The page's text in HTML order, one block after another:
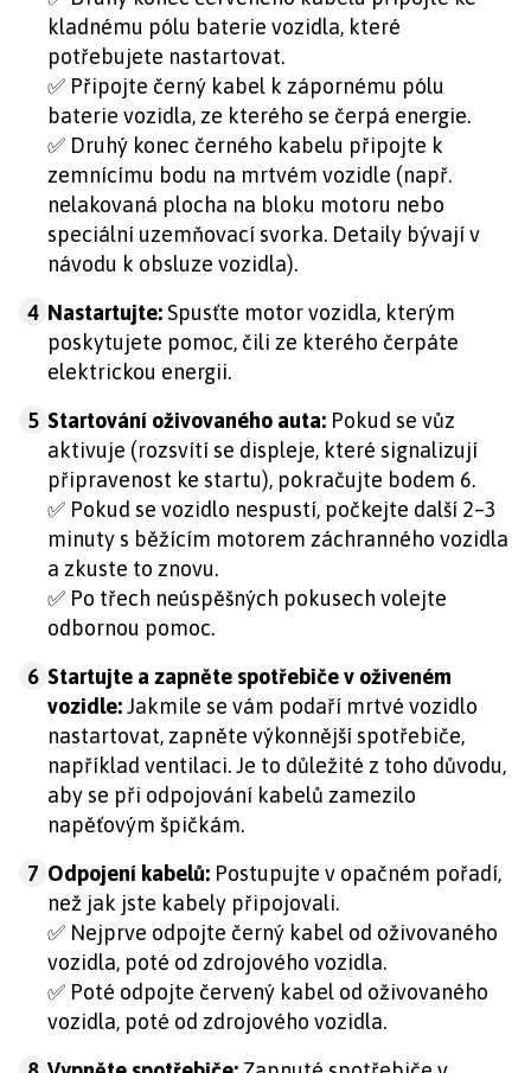
kladnému pólu baterie vozidla, které
potřebujete nastartovat.
✅ Připojte černý kabel k zápornému pólu
baterie vozidla, ze kterého se čerpá energie.
✅ Druhý konec černého kabelu připojte k
zemnícímu bodu na mrtvém vozidle (např.
nelakovaná plocha na bloku motoru nebo
speciální uzemňovací svorka. Detaily bývají v
návodu k obsluze vozidla).
4 Nastartujte: Spusťte motor vozidla, kterým
poskytujete pomoc, čili ze kterého čerpáte
elektrickou energii.
5 Startování oživovaného auta: Pokud se vůz
aktivuje (rozsvítí se displeje, které signalizují
připravenost ke startu), pokračujte bodem 6.
✅ Pokud se vozidlo nespustí, počkejte další 2–3
minuty s běžícím motorem záchranného vozidla
a zkuste to znovu.
✅ Po třech neúspěšných pokusech volejte
odbornou pomoc.
6 Startujte a zapněte spotřebiče v oživeném
vozidle:Jakmile se vám podaří mrtvé vozidlo
nastartovat, zapněte výkonnější spotřebiče,
například ventilaci. Je to důležité z toho důvodu,
aby se při odpojování kabelů zamezilo
napěťovým špičkám.
7 Odpojení kabelů: Postupujte v opačném pořadí,
než jak jste kabely připojovali.
✅ Nejprve odpojte černý kabel od oživovaného
vozidla, poté od zdrojového vozidla.
✅ Poté odpojte červený kabel od oživovaného
vozidla, poté od zdrojového vozidla.